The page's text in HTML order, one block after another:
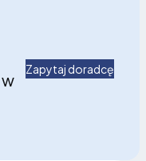
w
Zapytaj doradcę